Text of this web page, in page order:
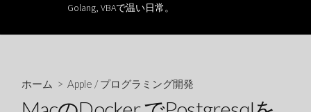
Golang, VBAで温い日常。
ホーム > Apple /プログラミング開発